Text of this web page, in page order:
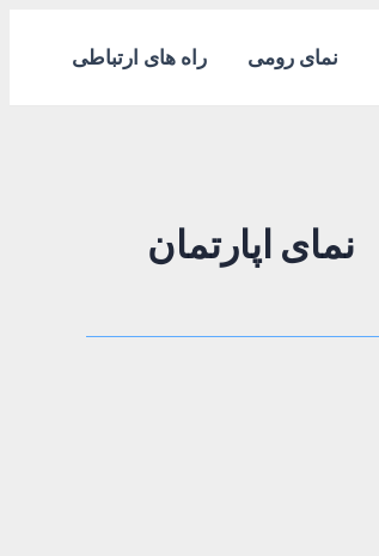
نمای رومی راه های ارتباطی
نمای اپارتمان